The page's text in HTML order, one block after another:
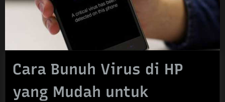
Cara Bunuh Virus di HP
yang Mudah untuk